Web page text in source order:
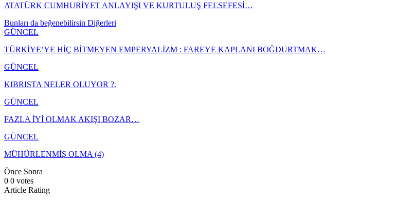
ATATÜRK CUMHURİYET ANLAYIŞI VE KURTULUŞ FELSEFESİ…
Bunları da beğenebilirsin Diğerleri
GÜNCEL
TÜRKİYE’YE HİÇ BİTMEYEN EMPERYALİZM : FAREYE KAPLANI BOĞDURTMAK…
GÜNCEL
KIBRISTA NELER OLUYOR ?.
GÜNCEL
FAZLA İYİ OLMAK AKIŞI BOZAR…
GÜNCEL
MÜHÜRLENMİŞ OLMA (4)
Önce Sonra
0 0 votes
Article Rating